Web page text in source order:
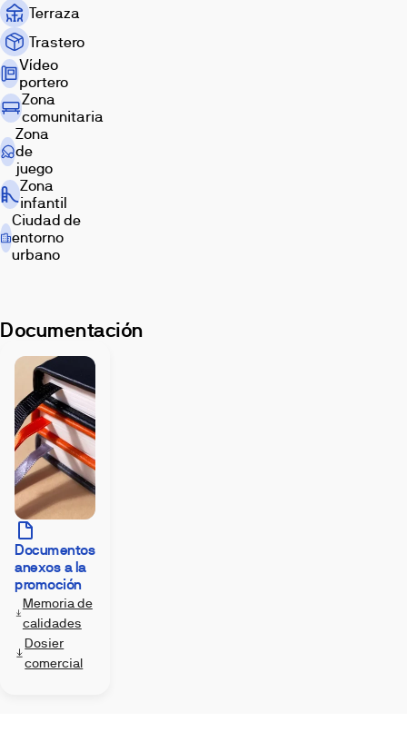
Terraza
Trastero
Vídeo
portero
Zona
comunitaria
Zona
de
juego
Zona
infantil
Ciudad de
entorno
urbano
Documentación
Documentos
anexos a la
promoción
Memoria de
calidades
Dosier
comercial
Imágenes